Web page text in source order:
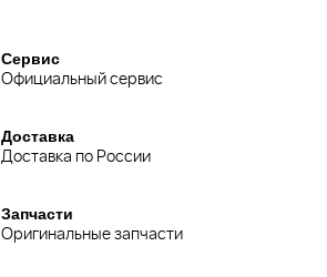
Сервис
Официальный сервис
Доставка
Доставка по России
Запчасти
Оригинальные запчасти